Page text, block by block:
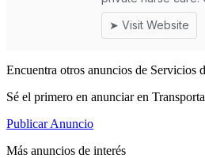
Encuentra otros anuncios de Servicios
Sé el primero en anunciar en
Publicar Anuncio
Más anuncios de interés